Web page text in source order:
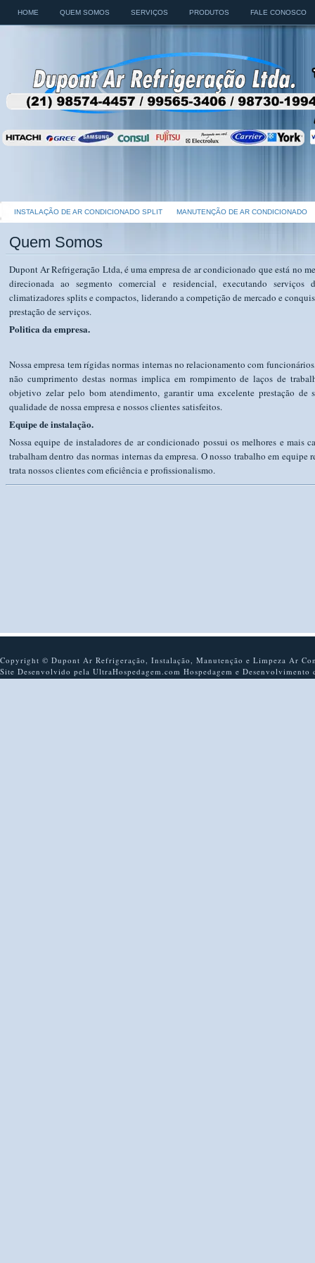
HOME QUEM SOMOS SERVIÇOS PRODUTOS FALE CONOSCO
INSTALAÇÃO DE AR CONDICIONADO SPLIT MANUTENÇÃO DE AR CONDICIONADO
Quem Somos
Dupont Ar Refrigeração Ltda, é uma empresa de ar condicionado que está no
direcionada ao segmento comercial e residencial, executando
climatizadores splits e compactos, liderando a competição de mercado e
prestação de serviços.
Politica da empresa.
Nossa empresa tem rígidas normas internas no relacionamento com
não cumprimento destas normas implica em rompimento de laços de
objetivo zelar pelo bom atendimento, garantir uma excelente prestação de
qualidade de nossa empresa e nossos clientes satisfeitos.
Equipe de instalação.
Nossa equipe de instaladores de ar condicionado possui os melhores e mais
trabalham dentro das normas internas da empresa. O nosso trabalho em equipe
trata nossos clientes com eficiência e profissionalismo.
Copyright © Dupont Ar Refrigeração, Instalação, Manutenção e Limpeza Ar
Site Desenvolvido pela UltraHospedagem.com Hospedagem e Desenvolvimento